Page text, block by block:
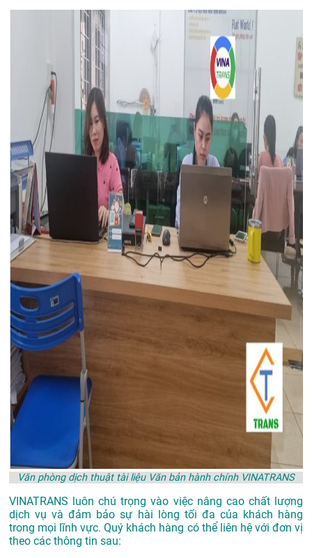
Văn phòng dịch thuật tài liệu Văn bản hành chính VINATRANS
VINATRANS luôn chú trọng vào việc nâng cao chất lượng
dịch vụ và đảm bảo sự hài lòng tối đa của khách hàng
trong mọi lĩnh vực. Quý khách hàng có thể liên hệ với đơn vị
theo các thông tin sau: